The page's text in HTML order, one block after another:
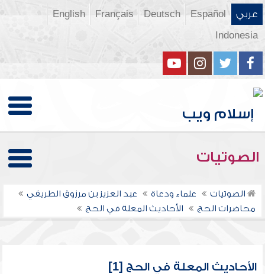
عربي Español
Deutsch
Français
English
Indonesia
الصوتيات
الصوتيات علماء ودعاة
عبد العزيز بن مرزوق الطريفي
محاضرات الحج
الأحاديث المعلة في الحج
الأحاديث المعلة في الحج [1]